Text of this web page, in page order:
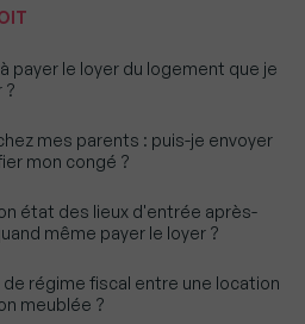
payer le loyer du logement que je
?
mes parents : puis-je envoyer
mon congé ?
état des lieux d'entrée après-
même payer le loyer ?
régime fiscal entre une location
meublée ?